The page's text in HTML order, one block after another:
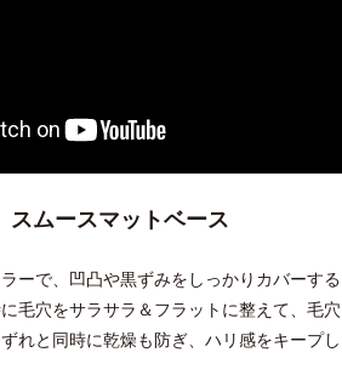
スムースマットベース
ーで、凹凸や黒ずみをしっかりカバーす
毛穴をサラサラ＆フラットに整えて、毛
れと同時に乾燥も防ぎ、ハリ感をキープし